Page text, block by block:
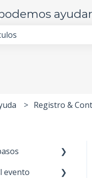
Registro &
evento